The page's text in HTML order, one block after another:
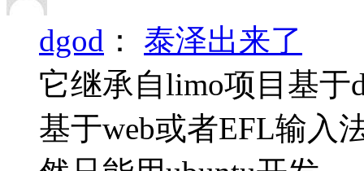
dgod ： 泰泽出来了
它继承自limo项目基于
基于web或者EFL输入